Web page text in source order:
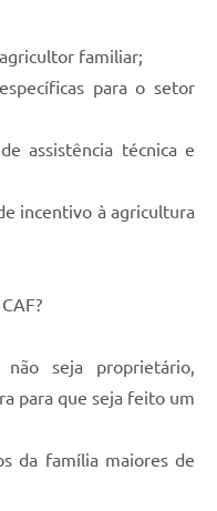
familiar;
para o setor
assistência técnica e
incentivo à agricultura
não seja proprietário,
para que seja feito um
da família maiores de